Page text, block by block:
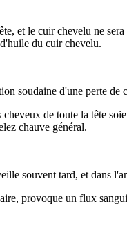
et le cuir chevelu ne
du cuir chevelu.
soudaine d'une perte de
de toute la tête
chauve général.
souvent tard, et dans
provoque un flux